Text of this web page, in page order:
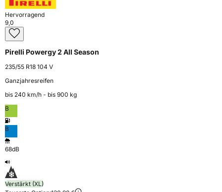
Hervorragend
9,0
Pirelli Powergy 2 All Season
235/55 R18 104 V
Ganzjahresreifen
bis 240 km⁠/⁠h - bis 900 kg
B
B
68dB
Verstärkt (XL)